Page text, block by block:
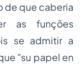
de que caberia
as funções
se admitir a
"su papel en